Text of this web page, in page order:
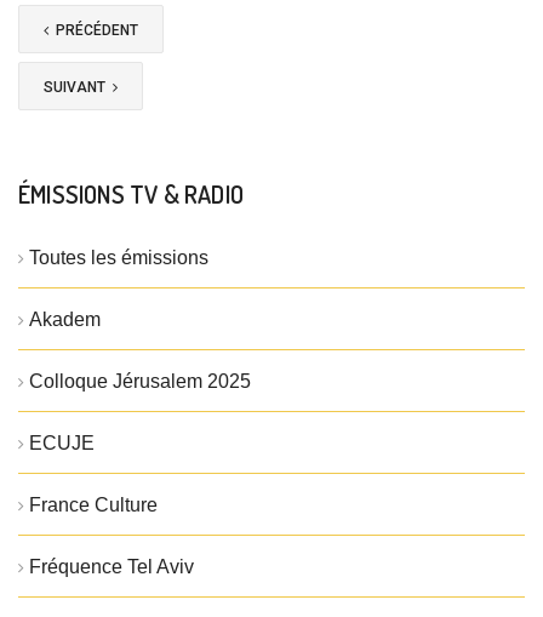
PRÉCÉDENT
SUIVANT
ÉMISSIONS TV & RADIO
Toutes les émissions
Akadem
Colloque Jérusalem 2025
ECUJE
France Culture
Fréquence Tel Aviv